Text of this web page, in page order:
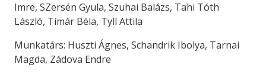
Imre, SZersén Gyula, Szuhai Balázs, Tahi Tóth
László, Tímár Béla, Tyll Attila
Munkatárs: Huszti Ágnes, Schandrik Ibolya, Tarnai
Magda, Zádova Endre